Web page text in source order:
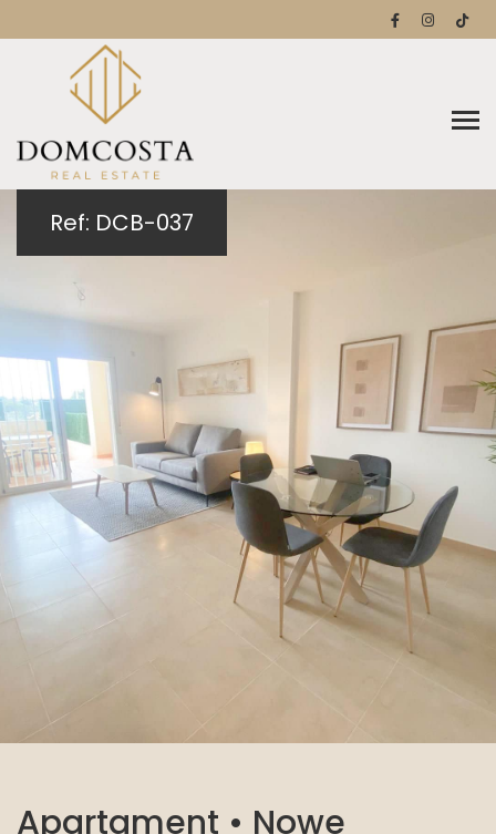
Ref: DCB-037
Apartament • Nowe